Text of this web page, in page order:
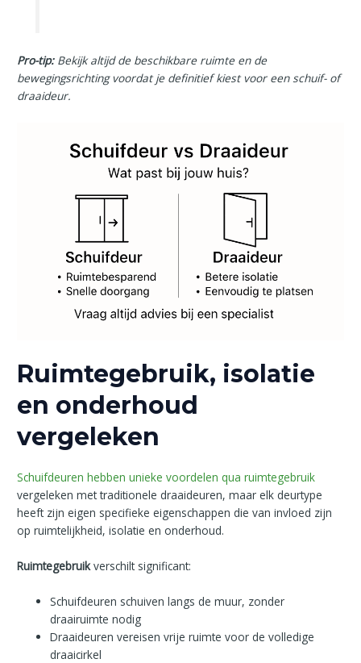
Pro-tip: Bekijk altijd de beschikbare ruimte en de
bewegingsrichting voordat je definitief kiest voor een schuif- of
draaideur.
Ruimtegebruik, isolatie
en onderhoud
vergeleken
Schuifdeuren hebben unieke voordelen qua ruimtegebruik
vergeleken met traditionele draaideuren, maar elk deurtype
heeft zijn eigen specifieke eigenschappen die van invloed zijn
op ruimtelijkheid, isolatie en onderhoud.
Ruimtegebruikverschilt significant:
Schuifdeuren schuiven langs de muur, zonder
draairuimte nodig
Draaideuren vereisen vrije ruimte voor de volledige
draaicirkel